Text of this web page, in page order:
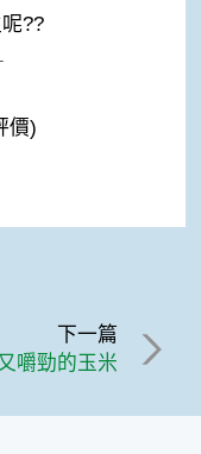
??
價)
下一篇
嚼勁的玉米